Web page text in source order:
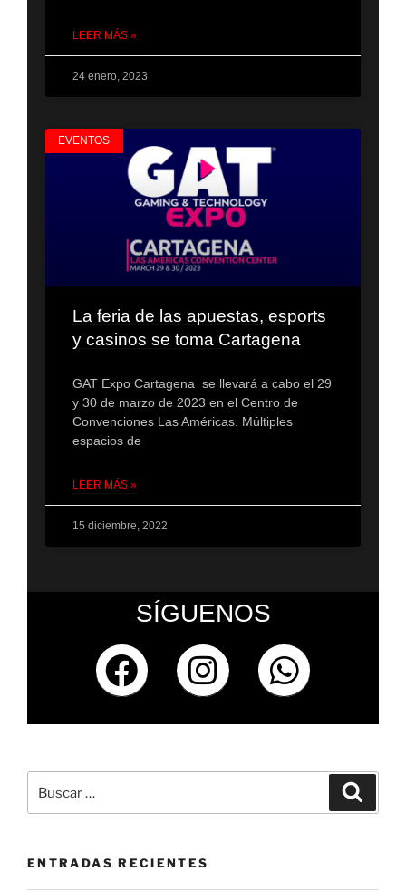
LEER MÁS »
24 enero, 2023
EVENTOS
La feria de las apuestas, esports
y casinos se toma Cartagena
GAT Expo Cartagena se llevará a cabo el 29
y 30 de marzo de 2023 en el Centro de
Convenciones Las Américas. Múltiples
espacios de
LEER MÁS »
15 diciembre, 2022
SÍGUENOS
ENTRADAS RECIENTES